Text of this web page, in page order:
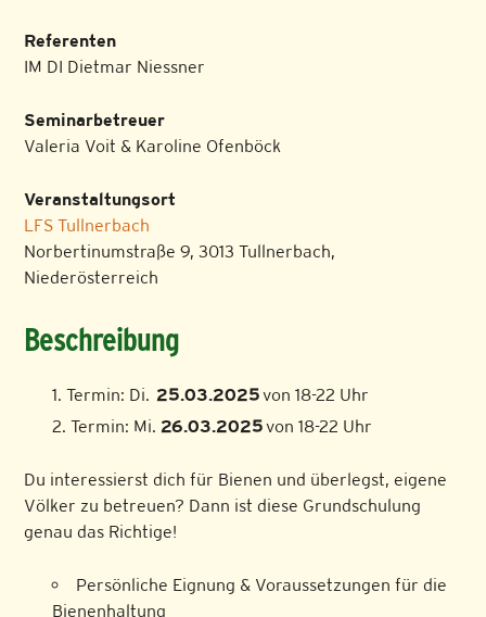
Referenten
IM DI Dietmar Niessner
Seminarbetreuer
Valeria Voit & Karoline Ofenböck
Veranstaltungsort
LFS Tullnerbach
Norbertinumstraße 9, 3013 Tullnerbach,
Niederösterreich
Beschreibung
Termin: Di. 25.03.2025von 18-22 Uhr
Termin: Mi. 26.03.2025von 18-22 Uhr
Du interessierst dich für Bienen und überlegst, eigene
Völker zu betreuen? Dann ist diese Grundschulung
genau das Richtige!
Persönliche Eignung & Voraussetzungen für die
Bienenhaltung